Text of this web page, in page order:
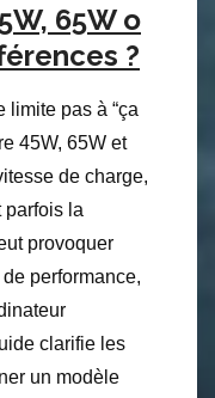
65W o
?
limite pas à “ça
45W, 65W et
de charge,
parfois la
provoquer
performance,
clarifie les
un modèle